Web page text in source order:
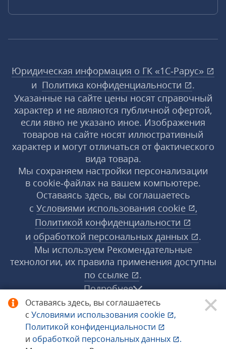
Оставаясь здесь, вы соглашаетесь
с Условиями использования cookie
,
Политикой конфиденциальности
и обработкой персональных данных
.
Юридическая информация о ГК «1С‑Рарус»
и Политика конфиденциальности
.
Указанные на сайте цены носят справочный
характер и не являются публичной офертой,
если явно не указано иное. Изображения
товаров на сайте носят иллюстративный
характер и могут отличаться от фактического
вида товара.
Мы сохраняем настройки персонализации
в cookie‑файлах на вашем компьютере.
Оставаясь здесь, вы соглашаетесь
с Условиями использования cookie
,
Политикой конфиденциальности
и обработкой персональных данных
.
Мы используем Рекомендательные
технологии, их правила применения доступны
по ссылке
.
Подробнее
© 1998−2026 «1С‑Рарус» ®. Все права
защищены.